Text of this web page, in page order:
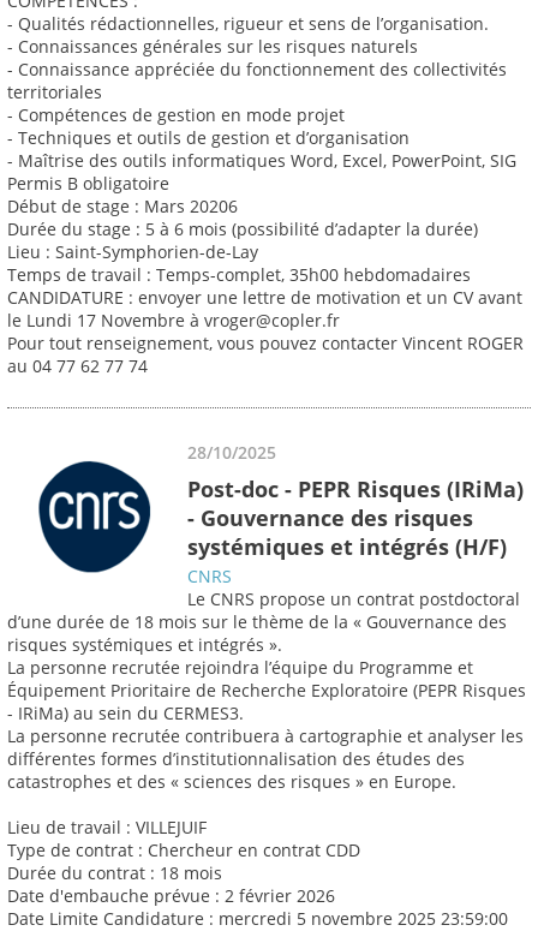
- Qualités rédactionnelles, rigueur et sens de l’organisation.
- Connaissances générales sur les risques naturels
- Connaissance appréciée du fonctionnement des collectivités
territoriales
- Compétences de gestion en mode projet
- Techniques et outils de gestion et d’organisation
- Maîtrise des outils informatiques Word, Excel, PowerPoint, SIG
Permis B obligatoire
Début de stage : Mars 20206
Durée du stage : 5 à 6 mois (possibilité d’adapter la durée)
Lieu : Saint-Symphorien-de-Lay
Temps de travail : Temps-complet, 35h00 hebdomadaires
CANDIDATURE : envoyer une lettre de motivation et un CV avant
le Lundi 17 Novembre à vroger@copler.fr
Pour tout renseignement, vous pouvez contacter Vincent ROGER
au 04 77 62 77 74
28/10/2025
Post-doc - PEPR Risques (IRiMa)
- Gouvernance des risques
systémiques et intégrés (H/F)
CNRS
Le CNRS propose un contrat postdoctoral
d’une durée de 18 mois sur le thème de la « Gouvernance des
risques systémiques et intégrés ».
La personne recrutée rejoindra l’équipe du Programme et
Équipement Prioritaire de Recherche Exploratoire (PEPR Risques
- IRiMa) au sein du CERMES3.
La personne recrutée contribuera à cartographie et analyser les
différentes formes d’institutionnalisation des études des
catastrophes et des « sciences des risques » en Europe.
Lieu de travail : VILLEJUIF
Type de contrat : Chercheur en contrat CDD
Durée du contrat : 18 mois
Date d'embauche prévue : 2 février 2026
Date Limite Candidature : mercredi 5 novembre 2025 23:59:00